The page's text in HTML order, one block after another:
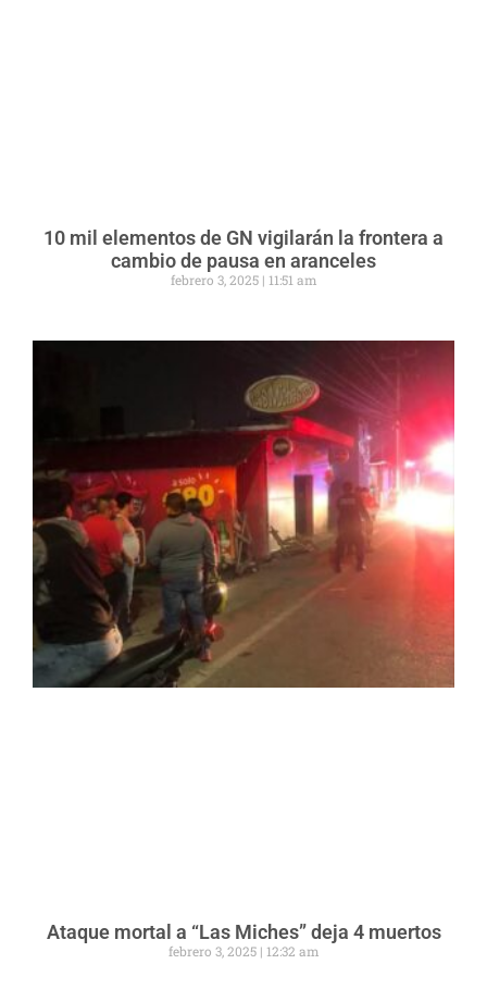
10 mil elementos de GN vigilarán la frontera a
cambio de pausa en aranceles
febrero 3, 2025 11:51 am
Ataque mortal a “Las Miches” deja 4 muertos
febrero 3, 2025 12:32 am